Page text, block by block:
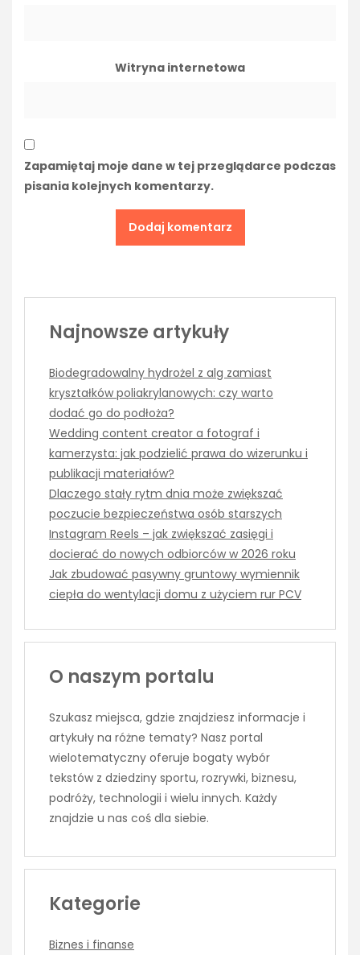
Witryna internetowa
Zapamiętaj moje dane w tej przeglądarce podczas
pisania kolejnych komentarzy.
Najnowsze artykuły
Biodegradowalny hydrożel z alg zamiast
kryształków poliakrylanowych: czy warto
dodać go do podłoża?
Wedding content creator a fotograf i
kamerzysta: jak podzielić prawa do wizerunku i
publikacji materiałów?
Dlaczego stały rytm dnia może zwiększać
poczucie bezpieczeństwa osób starszych
Instagram Reels – jak zwiększać zasięgi i
docierać do nowych odbiorców w 2026 roku
Jak zbudować pasywny gruntowy wymiennik
ciepła do wentylacji domu z użyciem rur PCV
O naszym portalu
Szukasz miejsca, gdzie znajdziesz informacje i
artykuły na różne tematy? Nasz portal
wielotematyczny oferuje bogaty wybór
tekstów z dziedziny sportu, rozrywki, biznesu,
podróży, technologii i wielu innych. Każdy
znajdzie u nas coś dla siebie.
Kategorie
Biznes i finanse